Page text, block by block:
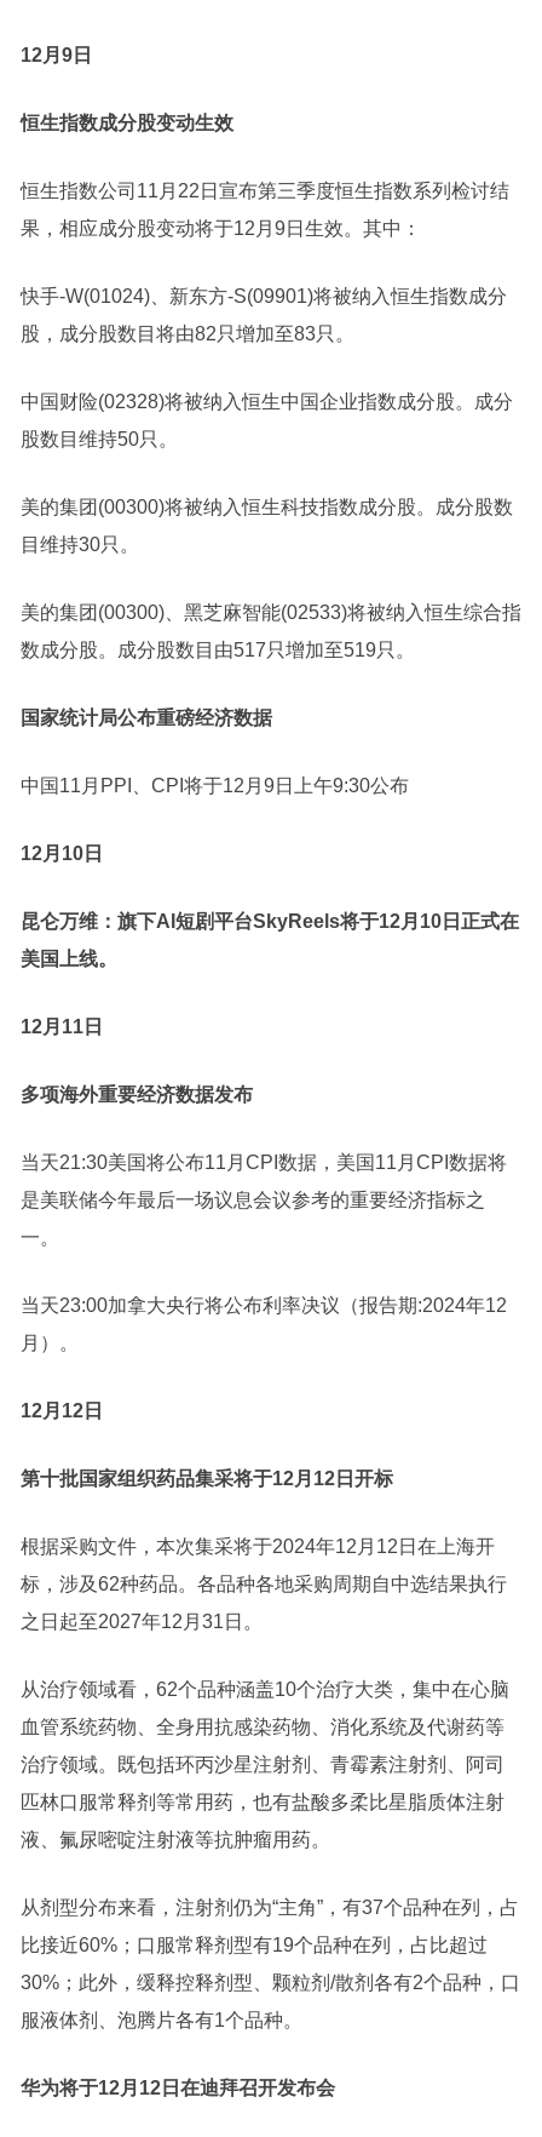
12月9日
恒生指数成分股变动生效
恒生指数公司11月22日宣布第三季度恒生指数系列检讨结
果，相应成分股变动将于12月9日生效。其中：
快手-W(01024)、 新东方-S(09901)将被纳入恒生指数成分
股，成分股数目将由82只增加至83只。
中国财险(02328)将被纳入恒生中国企业指数成分股。成分
股数目维持50只。
美的集团 (00300)将被纳入恒生科技指数成分股。成分股数
目维持30只。
美的集团 (00300)、 黑芝麻智能(02533)将被纳入恒生综合指
数成分股。成分股数目由517只增加至519只。
国家统计局公布重磅经济数据
中国11月PPI、CPI将于12月9日上午9:30公布
12月10日
昆仑万维：旗下AI短剧平台SkyReels将于12月10日正式在
美国上线。
12月11日
多项海外重要经济数据发布
当天21:30美国将公布11月CPI数据，美国11月CPI数据将
是美联储今年最后一场议息会议参考的重要经济指标之
一。
当天23:00加拿大央行将公布利率决议（报告期:2024年12
月）。
12月12日
第十批国家组织药品集采将于12月12日开标
根据采购文件，本次集采将于2024年12月12日在上海开
标，涉及62种药品。各品种各地采购周期自中选结果执行
之日起至2027年12月31日。
从治疗领域看，62个品种涵盖10个治疗大类，集中在心脑
血管系统药物、全身用抗感染药物、消化系统及代谢药等
治疗领域。既包括环丙沙星注射剂、青霉素注射剂、阿司
匹林口服常释剂等常用药，也有盐酸多柔比星脂质体注射
液、氟尿嘧啶注射液等抗肿瘤用药。
从剂型分布来看，注射剂仍为“主角”，有37个品种在列，占
比接近60%；口服常释剂型有19个品种在列，占比超过
30%；此外，缓释控释剂型、颗粒剂/散剂各有2个品种，口
服液体剂、泡腾片各有1个品种。
华为将于12月12日在迪拜召开发布会